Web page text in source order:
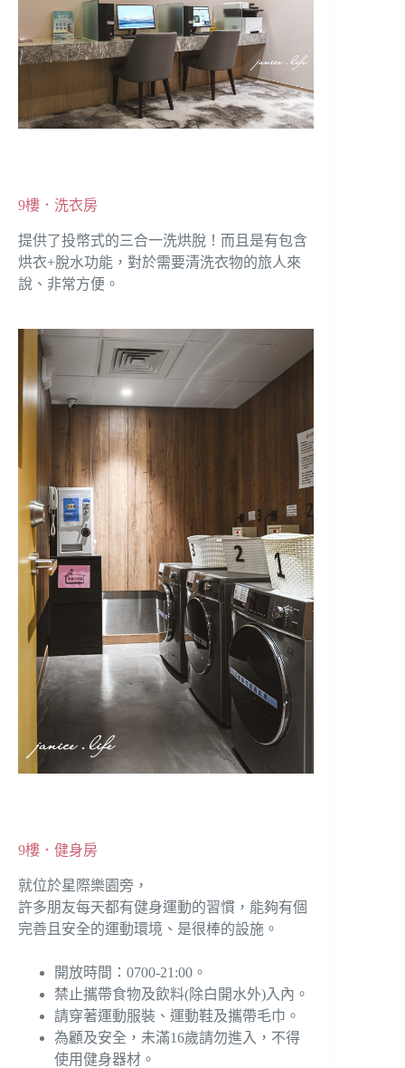
9樓．洗衣房
提供了投幣式的三合一洗烘脫！而且是有包含
烘衣+脫水功能，對於需要清洗衣物的旅人來
說、非常方便。
9樓．健身房
就位於星際樂園旁，
許多朋友每天都有健身運動的習慣，能夠有個
完善且安全的運動環境、是很棒的設施。
開放時間：0700-21:00。
禁止攜帶食物及飲料(除白開水外)入內。
請穿著運動服裝、運動鞋及攜帶毛巾。
為顧及安全，未滿16歲請勿進入，不得
使用健身器材。